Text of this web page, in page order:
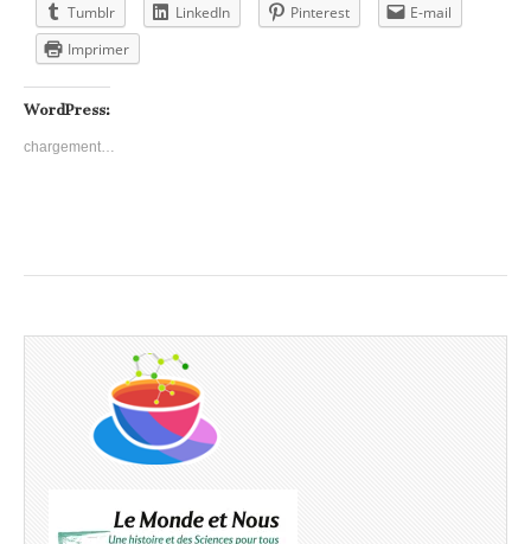
Tumblr
LinkedIn Pinterest
E-mail
Imprimer
WordPress:
chargement…